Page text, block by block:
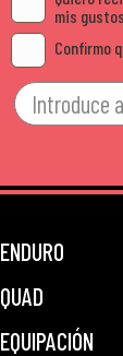
mis
Confirmo
ENDURO
QUAD
EQUIPACIÓN